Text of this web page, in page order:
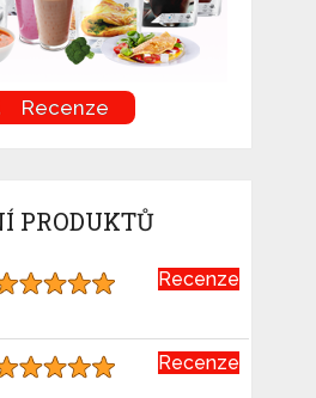
Recenze
PRODUKTŮ
Recenze
Recenze